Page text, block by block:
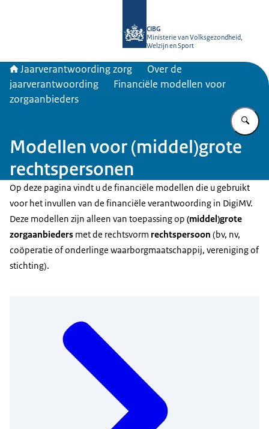
CIBG
Ministerie van Volksgezondheid,
Welzijn en Sport
Jaarverantwoording zorg
Over de
jaarverantwoording
Financiële modellen voor
zorgaanbieders
Modellen voor (middel)grote
rechtspersonen
Op deze pagina vindt u de financiële modellen die u gebruikt
voor het invullen van de financiële verantwoording in DigiMV.
Deze modellen zijn alleen van toepassing op (middel)grote
zorgaanbieders met de rechtsvorm rechtspersoon (bv, nv,
coöperatie of onderlinge waarborgmaatschappij, vereniging of
stichting).